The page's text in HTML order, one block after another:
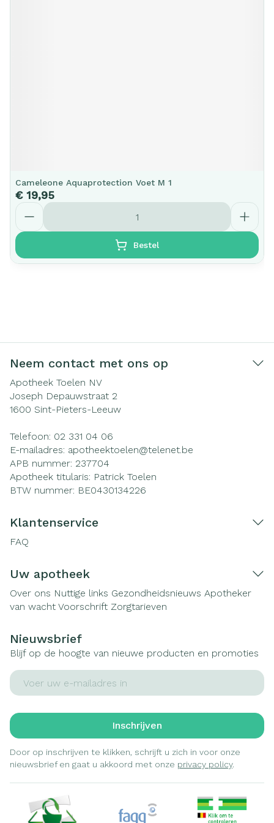
Cameleone Aquaprotection Voet M 1
€ 19,95
Aantal
Bestel
Neem contact met ons op
Apotheek Toelen NV
Joseph Depauwstraat 2
1600 Sint-Pieters-Leeuw
Telefoon: 02 331 04 06
E-mailadres: apotheektoelen@telenet.be
APB nummer: 237704
Apotheek titularis: Patrick Toelen
BTW nummer: BE0430134226
Klantenservice
FAQ
Uw apotheek
Over ons Nuttige links Gezondheidsnieuws Apotheker
van wacht Voorschrift Zorgtarieven
Nieuwsbrief
Blijf op de hoogte van nieuwe producten en promoties
E-mail adres
Inschrijven
Door op inschrijven te klikken, schrijft u zich in voor onze
nieuwsbrief en gaat u akkoord met onze privacy policy.